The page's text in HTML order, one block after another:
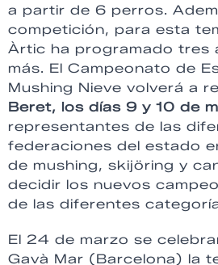
a partir de 6 perros.
competición, para esta
Àrtic ha programado tres
más. El Campeonato de
Mushing Nieve volverá a
Beret, los días 9 y 10 de
representantes de las
federaciones del estado
de mushing, skijöring y
decidir los nuevos
de las diferentes
El 24 de marzo se
Gavà Mar (Barcelona) la